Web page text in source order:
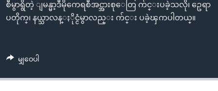
ရန်
ရှာဖွေ
သို့
ဘာသာစကားများ
စီမွာရွိတဲ့ ျမန္မာ့ဒီမိုကေရစီအင္အားစုေတြ က်င္းပခဲ့သလို၊ ဥေရာ
ပတိုက္၊ နယ္သာလန္ႏိုင္ငံမွာလည္း က်င္း ပခဲ့ၾကပါတယ္။
မျှဝေပါ